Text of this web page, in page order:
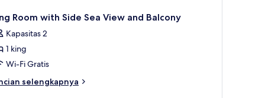
Room with Side Sea View and Balcony
Kapasitas 2
1 king
Wi-Fi Gratis
selengkapnya